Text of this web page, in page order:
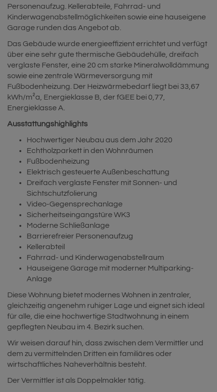
Personenaufzug. Kellerabteile, Fahrrad- und
Kinderwagenabstellmöglichkeiten sowie eine hauseigene
Garage runden das Angebot ab.
Das Gebäude wurde energieeffizient errichtet und verfügt
über eine sehr gute thermische Gebäudehülle, dreifach
verglaste Fenster, eine 20 cm starke Mineralwolldämmung
sowie eine zentrale Wärmeversorgung mit
Fußbodenheizung. Der Heizwärmebedarf liegt bei 33,67
kWh/m²a, Energieklasse B, der fGEE bei 0,77,
Energieklasse A.
Ausstattungshighlights
Hochwertiger Neubau aus dem Jahr 2020
Echtholzparkett in den Wohnräumen
Fußbodenheizung
Elektrisch gesteuerte Außenbeschattung
Dreifach verglaste Fenster mit Sonnen- und
Sichtschutzfolierung
Video-Gegensprechanlage
Sicherheitseingangstüre WK3
Moderne Schließanlage
Barrierefreier Personenaufzug
Kellerabteil
Fahrrad- und Kinderwagenabstellraum
Hauseigene Garage mit moderner Multiparking-
Anlage
Diese Wohnung bietet modernes Wohnen in zentraler,
gleichzeitig angenehm ruhiger Lage und eignet sich ideal
für alle, die eine hochwertige Stadtwohnung in einem
gepflegten Neubau im 4. Bezirk suchen.
Wir weisen darauf hin, dass zwischen dem Vermittler und
dem zu vermittelnden Dritten ein familiäres oder
wirtschaftliches Naheverhältnis besteht.
Der Vermittler ist als Doppelmakler tätig.